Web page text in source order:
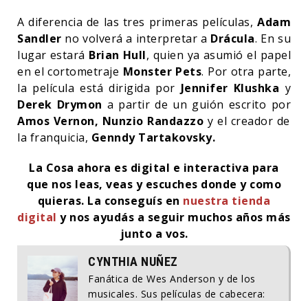
A diferencia de las tres primeras películas, Adam
Sandler no volverá a interpretar a Drácula. En su
lugar estará Brian Hull, quien ya asumió el papel
en el cortometraje Monster Pets. Por otra parte,
la película está dirigida por Jennifer Klushka y
Derek Drymon a partir de un guión escrito por
Amos Vernon, Nunzio Randazzo y el creador de
la franquicia, Genndy Tartakovsky.
La Cosa ahora es digital e interactiva para
que nos leas, veas y escuches donde y como
quieras. La conseguís en nuestra tienda
digital y nos ayudás a seguir muchos años más
junto a vos.
CYNTHIA NUÑEZ
Fanática de Wes Anderson y de los
musicales. Sus películas de cabecera: